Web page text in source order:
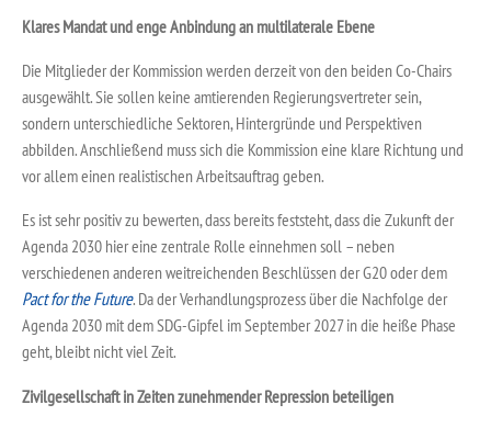
Klares Mandat und enge Anbindung an multilaterale Ebene
Die Mitglieder der Kommission werden derzeit von den beiden Co-Chairs
ausgewählt. Sie sollen keine amtierenden Regierungsvertreter sein,
sondern unterschiedliche Sektoren, Hintergründe und Perspektiven
abbilden. Anschließend muss sich die Kommission eine klare Richtung und
vor allem einen realistischen Arbeitsauftrag geben.
Es ist sehr positiv zu bewerten, dass bereits feststeht, dass die Zukunft der
Agenda 2030 hier eine zentrale Rolle einnehmen soll – neben
verschiedenen anderen weitreichenden Beschlüssen der G20 oder dem
Pact for the Future. Da der Verhandlungsprozess über die Nachfolge der
Agenda 2030 mit dem SDG-Gipfel im September 2027 in die heiße Phase
geht, bleibt nicht viel Zeit.
Zivilgesellschaft in Zeiten zunehmender Repression beteiligen